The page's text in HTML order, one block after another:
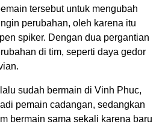
tersebut untuk mengubah
perubahan, oleh karena itu
spiker. Dengan dua pergantian
di tim, seperti daya gedor
sudah bermain di Vinh Phuc,
pemain cadangan, sedangkan
bermain sama sekali karena baru